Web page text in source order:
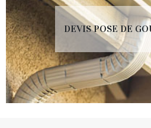
DEVIS POSE DE